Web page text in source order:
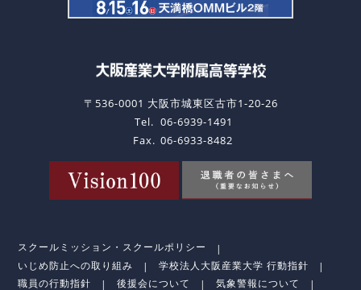
〒536-0001 大阪市城東区古市1-20-26
Tel. 06-6939-1491
Fax. 06-6933-8482
スクールミッション・スクールポリシー
いじめ防止への取り組み
学校法人大阪産業大学 行動指針
職員の行動指針
後援会について 気象警報について